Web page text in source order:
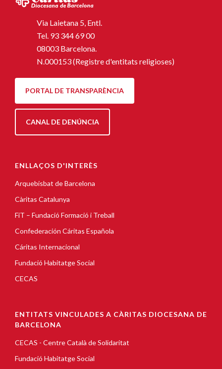
Via Laietana 5, Entl.
Tel. 93 344 69 00
08003 Barcelona.
N.000153 (Registre d'entitats religioses)
PORTAL DE TRANSPARÈNCIA
CANAL DE DENÚNCIA
ENLLAÇOS D'INTERÈS
Arquebisbat de Barcelona
Càritas Catalunya
FiT – Fundació Formació i Treball
Confederación Cáritas Española
Cáritas Internacional
Fundació Habitatge Social
CECAS
ENTITATS VINCULADES A CÀRITAS DIOCESANA DE
BARCELONA
CECAS - Centre Català de Solidaritat
Fundació Habitatge Social